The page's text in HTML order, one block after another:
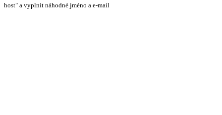
host" a vyplnit náhodné jméno a e-mail